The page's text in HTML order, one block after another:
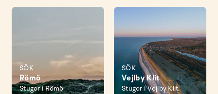
SÖK
Römö
Stugor i Römö
SÖK
Vejlby Klit
Stugor i Vejlby Klit